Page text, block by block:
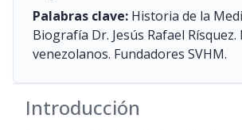
Palabras clave: Historia de la
Biografía Dr. Jesús Rafael Rísquez.
venezolanos. Fundadores SVHM.
Introducción